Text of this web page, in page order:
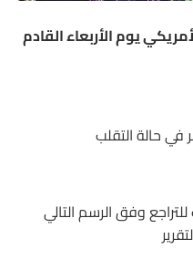
يوم الأربعاء القادم
حالة التقلب
وفق الرسم التالي